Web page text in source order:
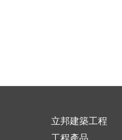
立邦建築工程